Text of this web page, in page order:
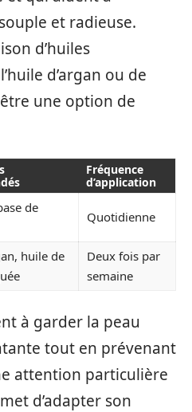
et radieuse.
d’huiles
d’argan ou de
une option de
Fréquence
d’application
de
Quotidienne
huile de
Deux fois par
semaine
à garder la peau
tout en prévenant
attention particulière
d’adapter son